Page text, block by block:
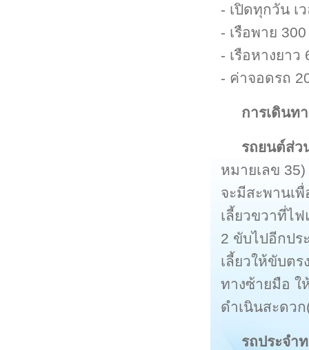
- เปิดทุกวัน เ
- เรือพาย
- เรือหางยา
- ค่าจอดรถ
การเดินท
รถยนต์ส่ว
หมายเลข
จะมีสะพานเ
เลี้ยวขวาที่ไ
2 ขับไปอีกปร
เลี้ยวให้ขับต
ทางซ้ายมือ ใ
ดำเนินสะดว
รถประจำ